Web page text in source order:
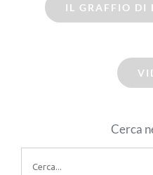
IL GRAFFIO DI
Cerca
per: